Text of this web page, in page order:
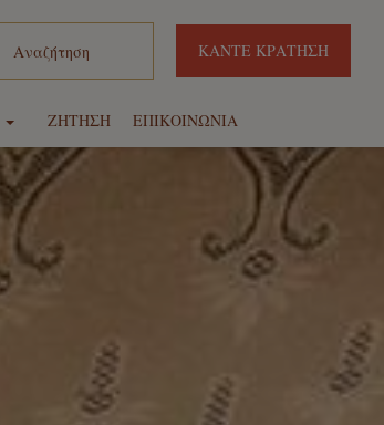
ΚΆΝΤΕ ΚΡΆΤΗΣΗ
ΖΉΤΗΣΗ ΕΠΙΚΟΙΝΩΝΊΑ